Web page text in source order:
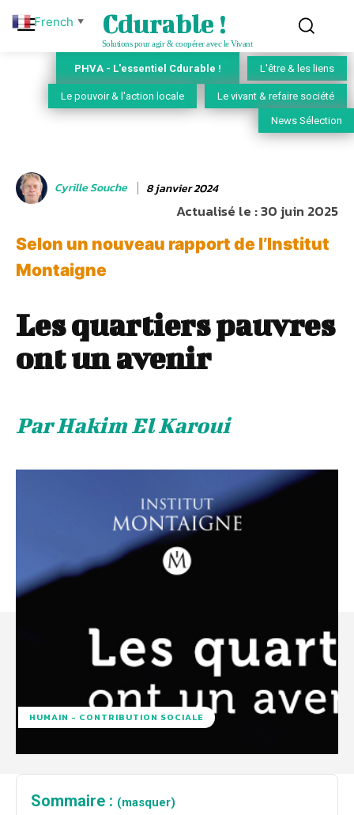
Cdurable !
Solutions pour agir & coopérer avec le Vivant
PHVA - L'essentiel Cdurable ! L'être & les liens
Le pouvoir & l'action locale Le vivant & refaire société
News Sélection
Cyrille Souche 8 janvier 2024
Actualisé le :30 juin 2025
Selon un nouveau rapport de l’Institut
Montaigne
Les quartiers pauvres
ont un avenir
Par Hakim El Karoui
HUMAIN - CONTRIBUTION SOCIALE
Sommaire : (masquer)
French ▼